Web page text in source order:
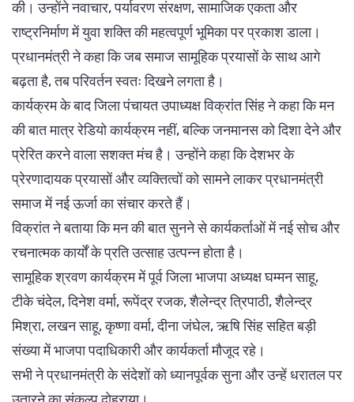
की। उन्होंने नवाचार, पर्यावरण संरक्षण, सामाजिक एकता और
राष्ट्रनिर्माण में युवा शक्ति की महत्वपूर्ण भूमिका पर प्रकाश डाला।
प्रधानमंत्री ने कहा कि जब समाज सामूहिक प्रयासों के साथ आगे
बढ़ता है, तब परिवर्तन स्वतः दिखने लगता है।
कार्यक्रम के बाद जिला पंचायत उपाध्यक्ष विक्रांत सिंह ने कहा कि मन
की बात मात्र रेडियो कार्यक्रम नहीं, बल्कि जनमानस को दिशा देने और
प्रेरित करने वाला सशक्त मंच है। उन्होंने कहा कि देशभर के
प्रेरणादायक प्रयासों और व्यक्तित्वों को सामने लाकर प्रधानमंत्री
समाज में नई ऊर्जा का संचार करते हैं।
विक्रांत ने बताया कि मन की बात सुनने से कार्यकर्ताओं में नई सोच और
रचनात्मक कार्यों के प्रति उत्साह उत्पन्न होता है।
सामूहिक श्रवण कार्यक्रम में पूर्व जिला भाजपा अध्यक्ष घम्मन साहू,
टीके चंदेल, दिनेश वर्मा, रूपेंद्र रजक, शैलेन्द्र त्रिपाठी, शैलेन्द्र
मिश्रा, लखन साहू, कृष्णा वर्मा, दीना जंघेल, ऋषि सिंह सहित बड़ी
संख्या में भाजपा पदाधिकारी और कार्यकर्ता मौजूद रहे।
सभी ने प्रधानमंत्री के संदेशों को ध्यानपूर्वक सुना और उन्हें धरातल पर